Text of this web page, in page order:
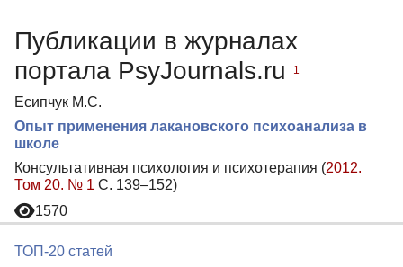
Публикации в журналах
портала PsyJournals.ru
1
Есипчук М.С.
Опыт применения лакановского психоанализа в
школе
Консультативная психология и психотерапия (2012.
Том 20. № 1 С. 139–152)
1570
ТОП-20 статей